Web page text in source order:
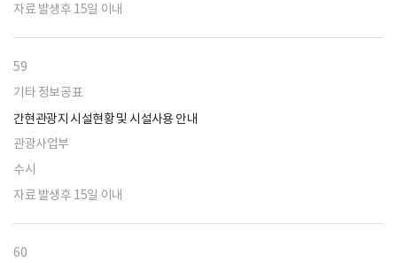
자료 발생후 15일 이내
59
기타 정보공표
간현관광지 시설현황 및 시설사용 안내
관광사업부
수시
자료 발생후 15일 이내
60